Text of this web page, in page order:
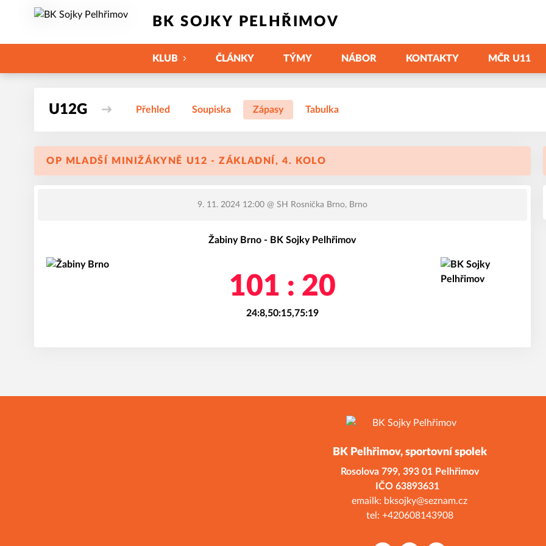
BK SOJKY PELHŘIMOV
KLUB ČLÁNKY TÝMY NÁBOR KONTAKTY MČR U11
U12G Přehled Soupiska Zápasy Tabulka
OP MLADŠÍ MINIŽÁKYNĚ U12 - ZÁKLADNÍ, 4. KOLO
9. 11. 2024 12:00@ SH Rosnička Brno, Brno
Žabiny Brno - BK Sojky Pelhřimov
101 : 20
24:8,50:15,75:19
BK Pelhřimov, sportovní spolek
Rosolova 799, 393 01 Pelhřimov
IČO
emailk: bksojky@seznam.cz
tel: +420608143908